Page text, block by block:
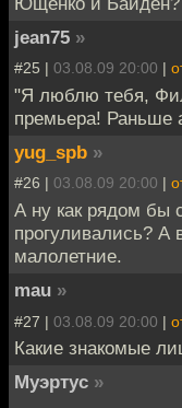
jean75 »
#25 | 03.08.09 20:00 |
"Я люблю тебя,
премьера! Раньше
yug_spb »
#26 | 03.08.09 20:00 |
А ну как рядом бы
прогуливались? А
малолетние.
mau »
#27 | 03.08.09 20:00 |
Какие знакомые
Муэртус »